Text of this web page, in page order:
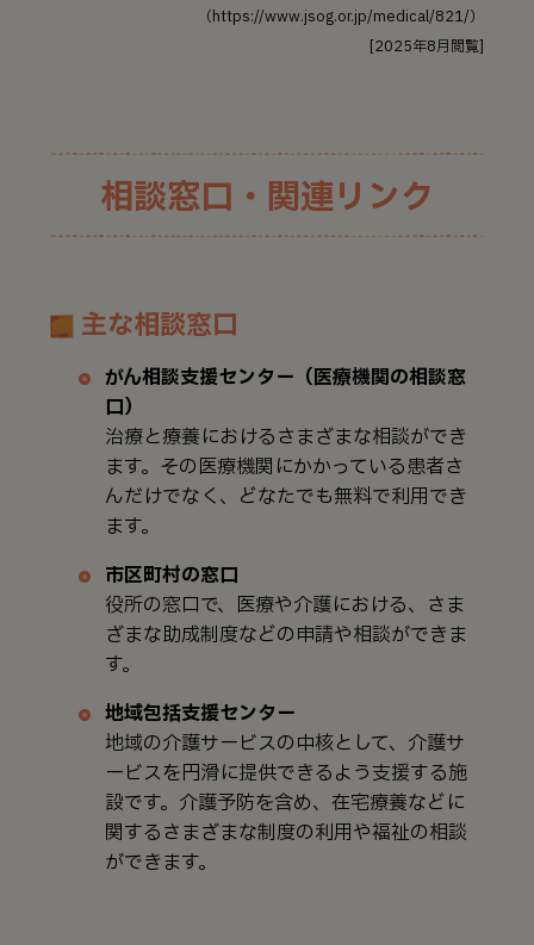
（https://www.jsog.or.jp/medical/821/）
[2025年8月閲覧]
相談窓口・関連リンク
主な相談窓口
がん相談支援センター（医療機関の相談窓
口）
治療と療養におけるさまざまな相談ができ
ます。その医療機関にかかっている患者さ
んだけでなく、どなたでも無料で利用でき
ます。
市区町村の窓口
役所の窓口で、医療や介護における、さま
ざまな助成制度などの申請や相談ができま
す。
地域包括支援センター
地域の介護サービスの中核として、介護サ
ービスを円滑に提供できるよう支援する施
設です。介護予防を含め、在宅療養などに
関するさまざまな制度の利用や福祉の相談
ができます。